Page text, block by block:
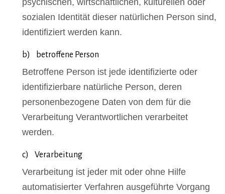
sozialen Identität dieser natürlichen Person sind,
identifiziert werden kann.
b) betroffene Person
Betroffene Person ist jede identifizierte oder
identifizierbare natürliche Person, deren
personenbezogene Daten von dem für die
Verarbeitung Verantwortlichen verarbeitet
werden.
c) Verarbeitung
Verarbeitung ist jeder mit oder ohne Hilfe
automatisierter Verfahren ausgeführte Vorgang